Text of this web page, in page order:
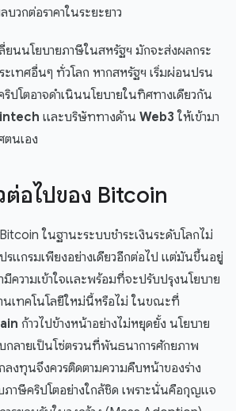
วกต่อราคาในระยะยาว
ยนนโยบายภาษีในสหรัฐฯ มักจะส่งผลกระ
เทศอื่นๆ ทั่วโลก หากสหรัฐฯ เริ่มผ่อนปรน
ปโตอาจดำเนินนโยบายในทิศทางเดียวกัน
และบริษัททางด้าน Web3 ให้เข้ามา
นเอง
อไปของ Bitcoin
ในฐานะระบบชำระเงินระดับโลกไม่
แกรมเพียงอย่างเดียวอีกต่อไป แต่มันขึ้นอยู่
มีความเข้าใจและพร้อมที่จะปรับปรุงนโยบาย
นเทคโนโลยีใหม่นี้หรือไม่ ในขณะที่
ก้าวไปข้างหน้าอย่างไม่หยุดยั้ง นโยบาย
ลายเป็นโซ่ตรวนที่พันธนาการศักยภาพ
งทุนจึงควรติดตามความคืบหน้าของร่าง
าษีคริปโตอย่างใกล้ชิด เพราะนั่นคือกุญแจ